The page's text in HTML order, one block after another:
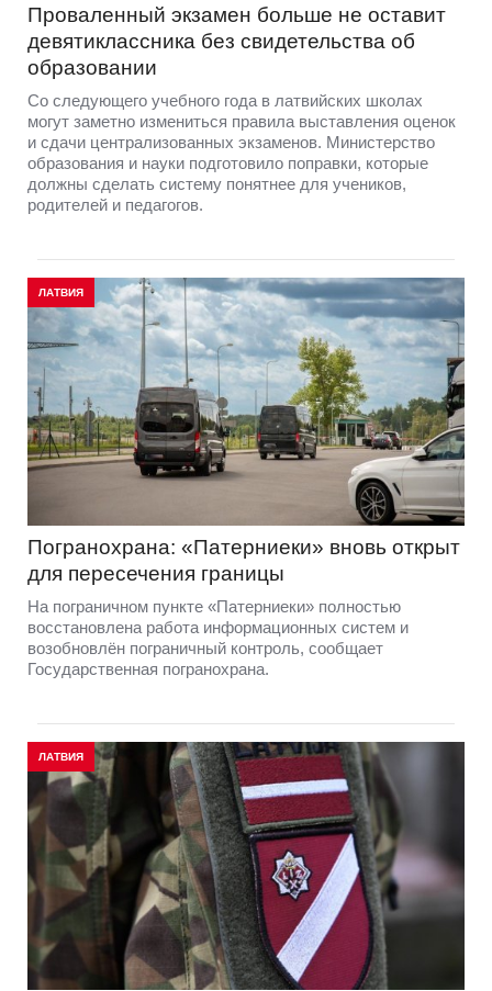
Проваленный экзамен больше не оставит
девятиклассника без свидетельства об
образовании
Со следующего учебного года в латвийских школах
могут заметно измениться правила выставления оценок
и сдачи централизованных экзаменов. Министерство
образования и науки подготовило поправки, которые
должны сделать систему понятнее для учеников,
родителей и педагогов.
ЛАТВИЯ
Погранохрана: «Патерниеки» вновь открыт
для пересечения границы
На пограничном пункте «Патерниеки» полностью
восстановлена работа информационных систем и
возобновлён пограничный контроль, сообщает
Государственная погранохрана.
ЛАТВИЯ